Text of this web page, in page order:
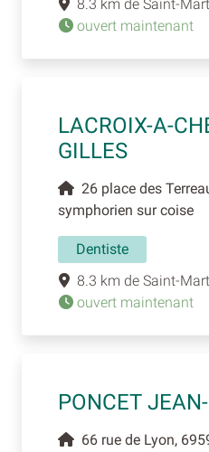
8.3 km de Saint-
ouvert maintenant
LACROIX-A-
GILLES
26 place des
symphorien sur coise
Dentiste
8.3 km de Saint-
ouvert maintenant
PONCET
66 rue de Lyon,